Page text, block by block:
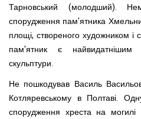
Тарновський (молодший).
спорудження пам'ятника
площі, створеного художником
пам'ятник є найвидатнішим
скульптури.
Не пошкодував Василь
Котляревському в Полтаві.
спорудження хреста на